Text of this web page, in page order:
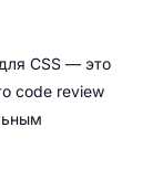
CSS — это
code review